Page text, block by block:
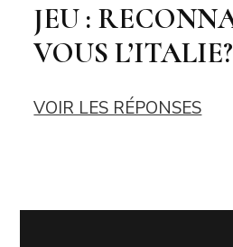
JEU :
VOUS L’ITALIE?
VOIR LES RÉPONSES